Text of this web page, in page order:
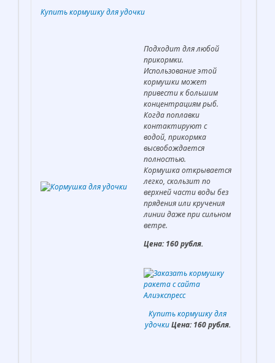
Купить кормушку для удочки
Подходит для любой
прикормки.
Использование этой
кормушки может
привести к большим
концентрациям рыб.
Когда поплавки
контактируют с
водой, прикормка
высвобождается
полностью.
Кормушка открывается
легко, скользит по
верхней части воды без
прядения или кручения
линии даже при сильном
ветре.
Цена: 160 рубля.
Купить кормушку для
удочки Цена: 160 рубля.